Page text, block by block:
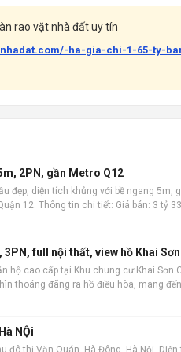
rao vặt nhà đất uy tín
ha-gia-chi-1-65-ty-
2PN, gần Metro Q12
đẹp, diện tích khủng với bề ngang 5m,
12. Thông tin chi tiết: Giá bán: 3 tỷ
3PN, full nội thất, view hồ Khai
hộ cao cấp tại Khu chung cư Khai Sơn
thoáng đãng ra hồ điều hòa, mang
NỘi
đô thị Văn Quán, Hà Đông, Hà Nội.